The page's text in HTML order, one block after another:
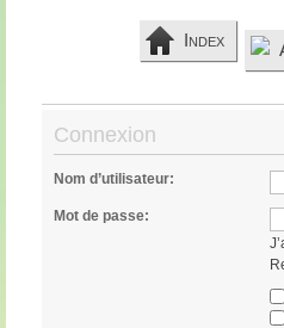
Index
Connexion
Nom d’utilisateur:
Mot de passe: